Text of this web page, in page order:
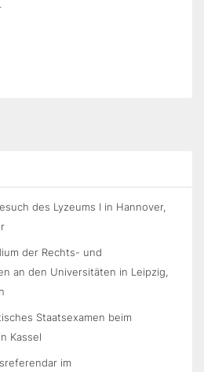
des Lyzeums I in Hannover,
der Rechts- und
an den Universitäten in Leipzig,
Staatsexamen beim
Kassel
im